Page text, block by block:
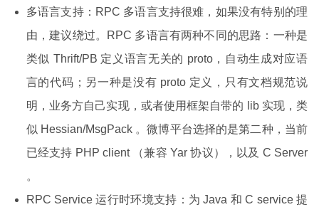
多语言支持：RPC 多语言支持很难，如果没有特别的理
由，建议绕过。RPC 多语言有两种不同的思路：一种是
类似 Thrift/PB 定义语言无关的 proto，自动生成对应语
言的代码；另一种是没有 proto 定义，只有文档规范说
明，业务方自己实现，或者使用框架自带的 lib 实现，类
似 Hessian/MsgPack 。微博平台选择的是第二种，当前
已经支持 PHP client （兼容 Yar 协议），以及 C Server
。
RPC Service 运行时环境支持：为 Java 和 C service 提